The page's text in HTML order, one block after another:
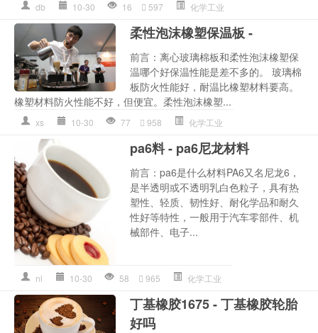
db 10-30 16 597 化学工业
柔性泡沫橡塑保温板 -
前言：离心玻璃棉板和柔性泡沫橡塑保
温哪个好保温性能是差不多的。 玻璃棉
板防火性能好，耐温比橡塑材料要高。
橡塑材料防火性能不好，但便宜。柔性泡沫橡塑...
xs 10-30 77 958 化学工业
pa6料 - pa6尼龙材料
前言：pa6是什么材料PA6又名尼龙6，
是半透明或不透明乳白色粒子，具有热
塑性、轻质、韧性好、耐化学品和耐久
性好等特性，一般用于汽车零部件、机
械部件、电子...
nl 10-30 58 965 化学工业
丁基橡胶1675 - 丁基橡胶轮胎
好吗